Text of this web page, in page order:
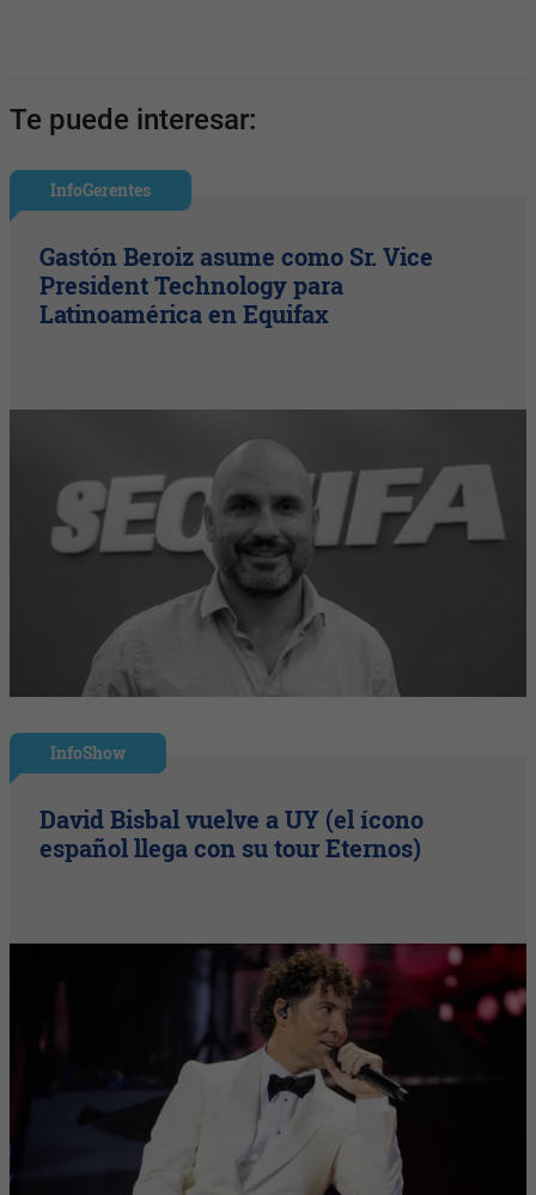
Te puede interesar:
InfoGerentes
Gastón Beroiz asume como Sr. Vice
President Technology para
Latinoamérica en Equifax
InfoShow
David Bisbal vuelve a UY (el ícono
español llega con su tour Eternos)